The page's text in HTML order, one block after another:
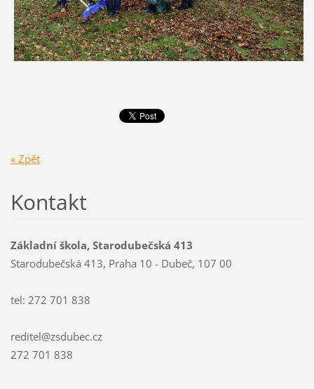
« Zpět
Kontakt
Základní škola, Starodubečská 413
Starodubečská 413, Praha 10 - Dubeč, 107 00
tel: 272 701 838
reditel@zsdubec.cz
272 701 838